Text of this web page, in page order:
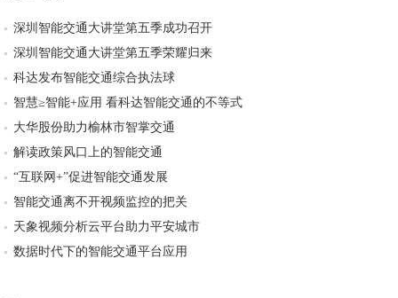
深圳智能交通大讲堂第五季成功召开
深圳智能交通大讲堂第五季荣耀归来
科达发布智能交通综合执法球
智慧≥智能+应用 看科达智能交通的不等式
大华股份助力榆林市智掌交通
解读政策风口上的智能交通
“互联网+”促进智能交通发展
智能交通离不开视频监控的把关
天象视频分析云平台助力平安城市
数据时代下的智能交通平台应用